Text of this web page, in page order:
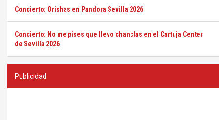
Concierto: Orishas en Pandora Sevilla 2026
Concierto: No me pises que llevo chanclas en el Cartuja Center
de Sevilla 2026
Publicidad